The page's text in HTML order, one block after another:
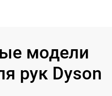
модели
рук Dyson